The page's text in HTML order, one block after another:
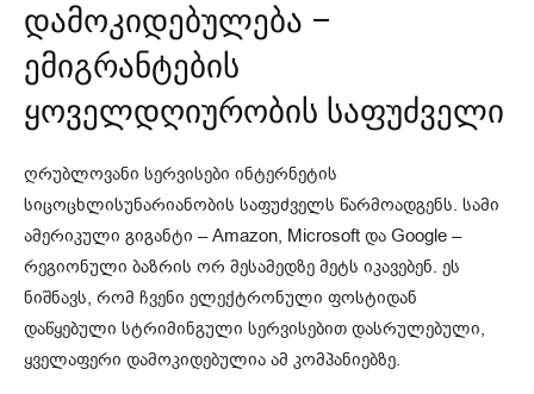
დამოკიდებულება –
ემიგრანტების
ყოველდღიურობის საფუძველი
ღრუბლოვანი სერვისები ინტერნეტის
სიცოცხლისუნარიანობის საფუძველს წარმოადგენს. სამი
ამერიკული გიგანტი – Amazon, Microsoft და Google –
რეგიონული ბაზრის ორ მესამედზე მეტს იკავებენ. ეს
ნიშნავს, რომ ჩვენი ელექტრონული ფოსტიდან
დაწყებული სტრიმინგული სერვისებით დასრულებული,
ყველაფერი დამოკიდებულია ამ კომპანიებზე.